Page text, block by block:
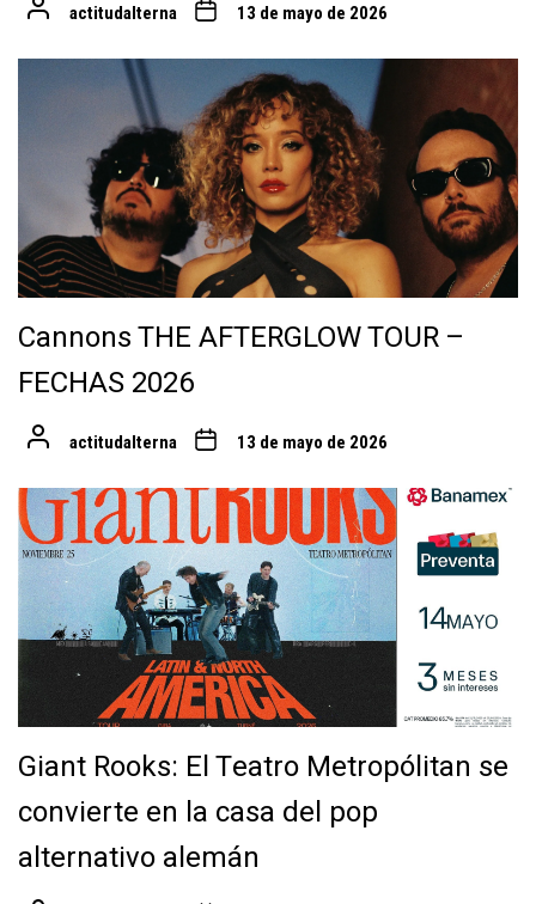
actitudalterna 13 de mayo de 2026
Cannons THE AFTERGLOW TOUR –
FECHAS 2026
actitudalterna 13 de mayo de 2026
Giant Rooks: El Teatro Metropólitan se
convierte en la casa del pop
alternativo alemán